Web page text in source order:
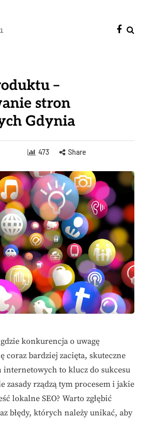
–
stron
Gdynia
473 Share
konkurencja o uwagę
coraz bardziej zacięta, skuteczne
to klucz do sukcesu
zasady rządzą tym procesem i jakie
lokalne SEO? Warto zgłębić
błędy, których należy unikać, aby